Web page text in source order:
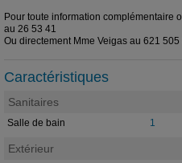
Pour toute information complémentaire
au 26 53 41
Ou directement Mme Veigas au 621
Caractéristiques
Sanitaires
Salle de bain 1
Extérieur